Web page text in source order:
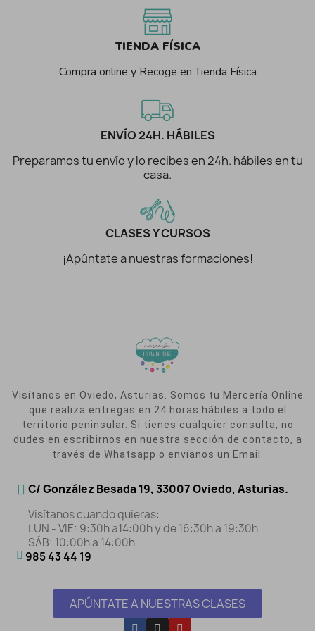
TIENDA FÍSICA
Compra online y Recoge en Tienda Física
ENVÍO 24H. HÁBILES
Preparamos tu envío y lo recibes en 24h. hábiles en tu
casa.
CLASES Y CURSOS
¡Apúntate a nuestras formaciones!
Visítanos en Oviedo, Asturias. Somos tu Mercería Online
que realiza entregas en 24 horas hábiles a todo el
territorio peninsular. Si tienes cualquier consulta, no
dudes en escribirnos en nuestra sección de contacto, a
través de Whatsapp o envíanos un Email.
C/ González Besada 19, 33007 Oviedo, Asturias.
Visítanos cuando quieras:
LUN - VIE: 9:30h a14:00h y de 16:30h a 19:30h
SÁB: 10:00h a 14:00h
985 43 44 19
APÚNTATE A NUESTRAS CLASES